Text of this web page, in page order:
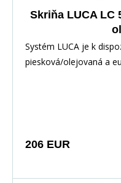
Skriňa LUCA LC
Systém LUCA je k
piesková/olejovaná a
206 EUR